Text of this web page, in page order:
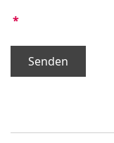
*
Senden